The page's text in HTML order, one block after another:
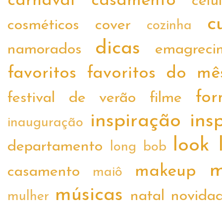
cosméticos
cover cozinha
namorados dicas
favoritos favoritos do
festival de verão filme
inauguração inspiração
departamento long bob look
casamento maiô makeup
mulher músicas natal